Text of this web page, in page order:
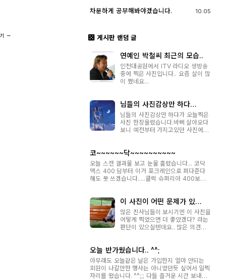
차분하게 공부해봐야겠습니다. 10.05
게시판 랜덤 글
연예인 박철씨 최근의 모습..
인천대공원에서 ITV 라디오 생방송
중에 찍은 사진입니다.. 요즘 살이 많
이 쪘네요...
님들의 사진감상만 하다
가.....
님들의 사진감상만 하다가 오늘찍은
사진 한장올렸습니다.바삐 살아오다
보니 예전부터 가지고있던 사진에대
입니다.저와 연배가 비슷하신분들도
있는듯하여 마음이 놓입니다..열심히
배우겠습니다.오프에서도 여러분들
을 뵈올수있겠지요.두서없는 긴글 죄
송...
코~~~~~~닥~~~~~~~~~~
오늘 스캔 결과물 보고 눈물 흘렸습니다... 코닥
맥스 400 담부터 이거 포크레인으로 퍼다준다
해도 못 쓰겠습니다.....쿨럭 슈퍼리아 400보다
고...... 저 전에 쓰던 LC5 ISO400 노이즈를 보
는듯한......(보급형에서도 LC...
이 사진이 어떤 문제가 있을
까요?
많은 진사님들이 보시기엔 이 사진을
어떻게 찍었으면 더 좋았겠다? 라는
판단이 있으실텐데요.. 많은 의견을
려요 * djslr님에 의해서 게시물 이
동되었습니다 (2007-10-18 12:05)
오늘 반가웠습니다.. ^^;
아무래도 오늘같은 날은 가입한지 얼마 안되는
회원이 나갈만한 행사는 아니었던듯 싶어서 일찍
자리를 떴습니다. ^^;;; 다들 즐거운 시간 보내시